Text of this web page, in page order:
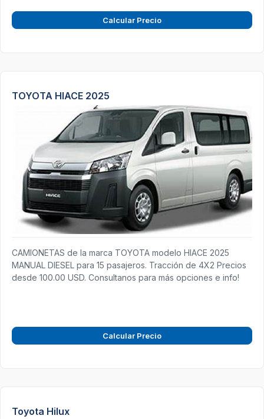
Calcular Precio
TOYOTA HIACE 2025
CAMIONETAS de la marca TOYOTA modelo HIACE 2025
MANUAL DIESEL para 15 pasajeros. Tracción de 4X2 Precios
desde 100.00 USD. Consultanos para más opciones e info!
Calcular Precio
Toyota Hilux